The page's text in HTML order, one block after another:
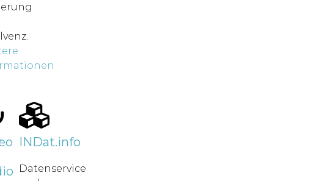
INDat.info
Datenservice